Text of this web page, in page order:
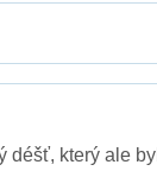
déšť, který ale byl